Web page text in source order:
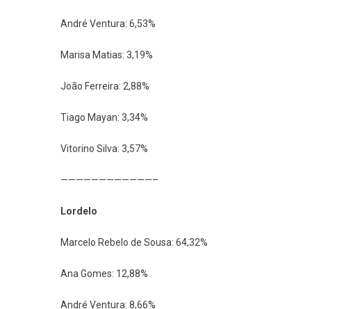
André Ventura: 6,53%
Marisa Matias: 3,19%
João Ferreira: 2,88%
Tiago Mayan: 3,34%
Vitorino Silva: 3,57%
————————————–
Lordelo
Marcelo Rebelo de Sousa: 64,32%
Ana Gomes: 12,88%
André Ventura: 8,66%